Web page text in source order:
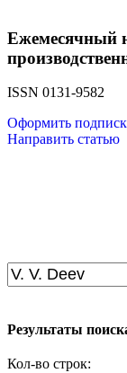
Ежемесячный
ISSN 0131-9582
Оформить
Направить статью
Введите текст для
Результаты
Кол-во строк: